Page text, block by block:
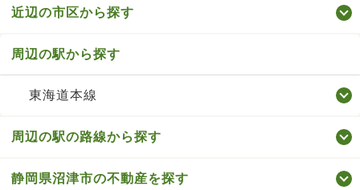
近辺の市区から探す
周辺の駅から探す
東海道本線
周辺の駅の路線から探す
静岡県沼津市の不動産を探す